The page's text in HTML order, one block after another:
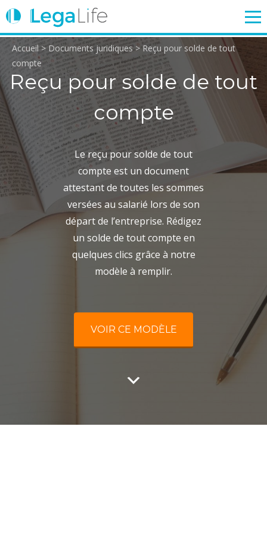
ENTREPRISE TRAVAIL IMMOBILIER FAMILLE
Login
Accueil >Documents juridiques>Reçu pour solde de tout
compte
Reçu pour solde de tout
compte
Le reçu pour solde de tout
compte est un document
attestant de toutes les sommes
versées au salarié lors de son
départ de l’entreprise. Rédigez
un solde de tout compte en
quelques clics grâce à notre
modèle à remplir.
VOIR CE MODÈLE